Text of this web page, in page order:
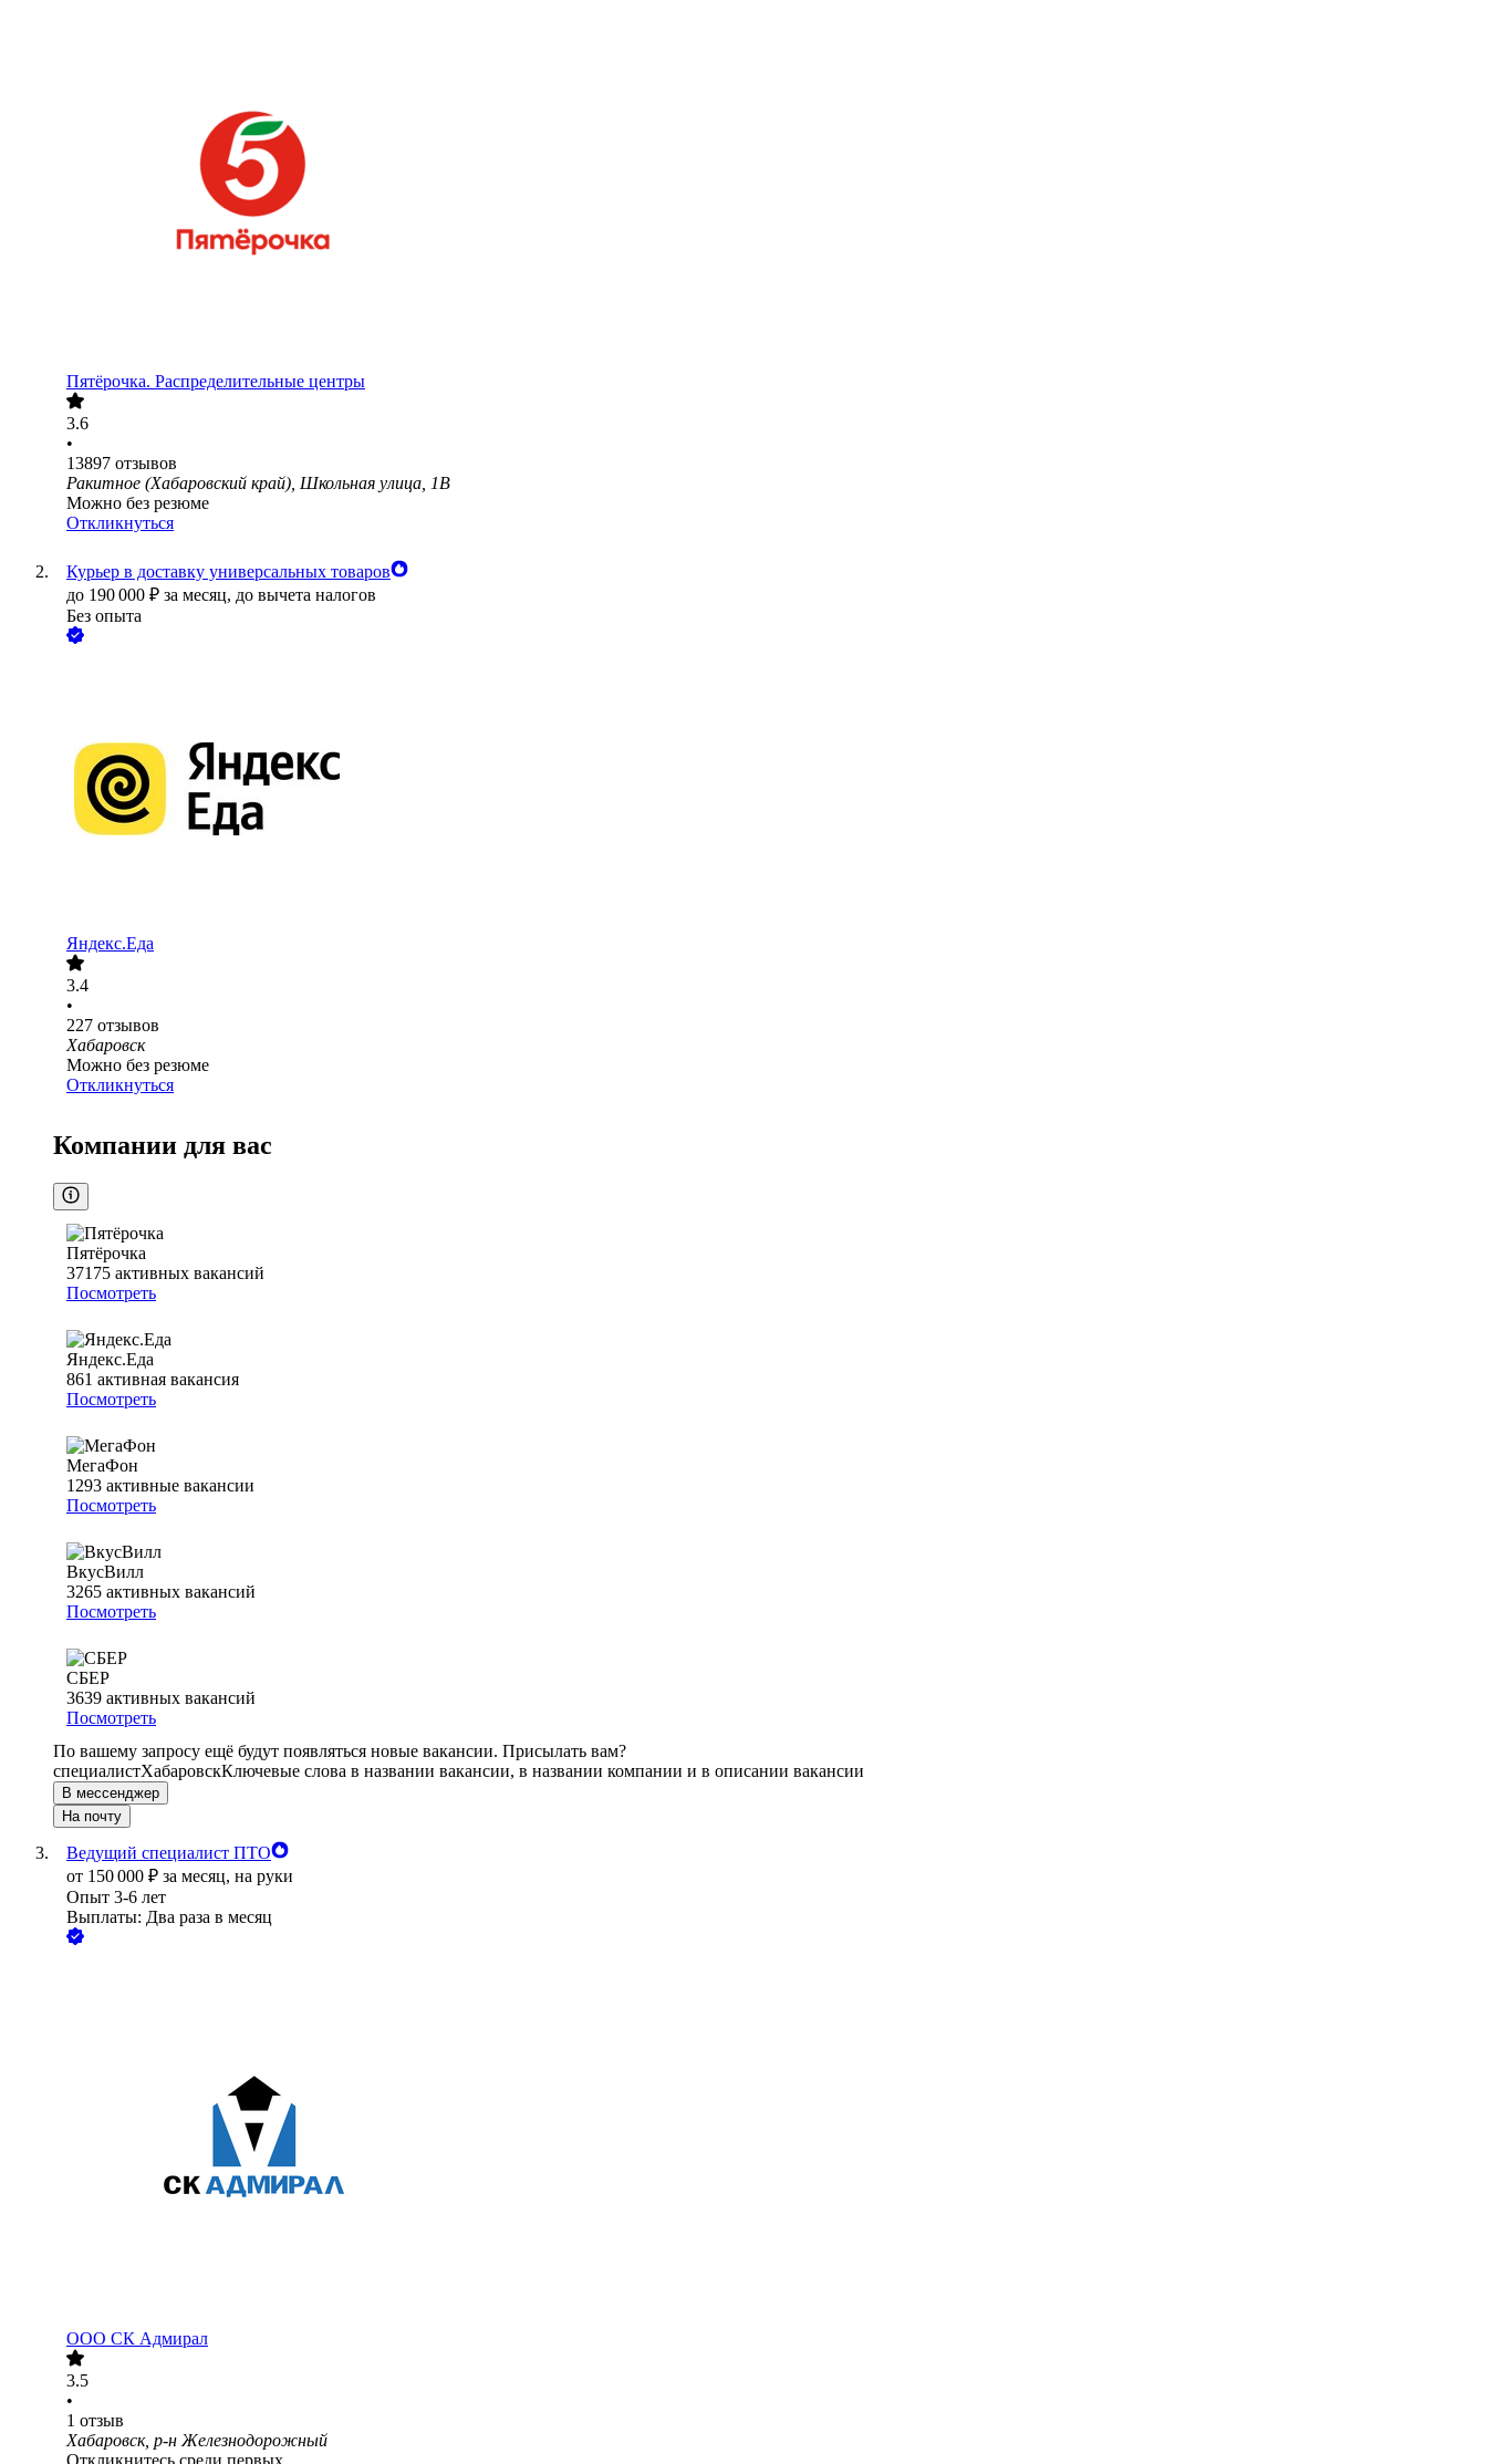
Пятёрочка. Распределительные центры
3.6
•
13897 отзывов
Ракитное (Хабаровский край), Школьная улица, 1В
Можно без резюме
Откликнуться
Курьер в доставку универсальных товаров
до 190 000 ₽ за месяц, до вычета налогов
Без опыта
Яндекс.Еда
3.4
•
227 отзывов
Хабаровск
Можно без резюме
Откликнуться
Компании для вас
Пятёрочка
37175 активных вакансий
Посмотреть
Яндекс.Еда
861 активная вакансия
Посмотреть
МегаФон
1293 активные вакансии
Посмотреть
ВкусВилл
3265 активных вакансий
Посмотреть
СБЕР
3639 активных вакансий
Посмотреть
По вашему запросу ещё будут появляться новые вакансии. Присылать вам?
специалистХабаровскКлючевые слова в названии вакансии, в названии компании и в описании вакансии
В мессенджер
На почту
Ведущий специалист ПТО
от 150 000 ₽ за месяц, на руки
Опыт 3-6 лет
Выплаты: Два раза в месяц
ООО СК Адмирал
3.5
•
1 отзыв
Хабаровск, р-н Железнодорожный